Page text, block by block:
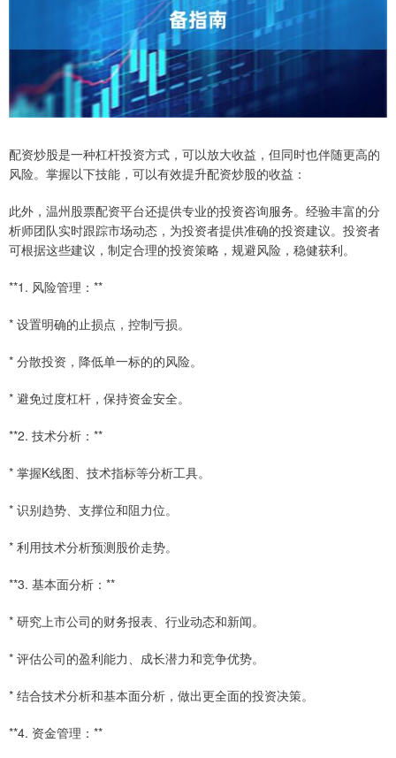
配资炒股是一种杠杆投资方式，可以放大收益，但同时也伴随更高的
风险。掌握以下技能，可以有效提升配资炒股的收益：
此外，温州股票配资平台还提供专业的投资咨询服务。经验丰富的分
析师团队实时跟踪市场动态，为投资者提供准确的投资建议。投资者
可根据这些建议，制定合理的投资策略，规避风险，稳健获利。
**1. 风险管理：**
* 设置明确的止损点，控制亏损。
* 分散投资，降低单一标的的风险。
* 避免过度杠杆，保持资金安全。
**2. 技术分析：**
* 掌握K线图、技术指标等分析工具。
* 识别趋势、支撑位和阻力位。
* 利用技术分析预测股价走势。
**3. 基本面分析：**
* 研究上市公司的财务报表、行业动态和新闻。
* 评估公司的盈利能力、成长潜力和竞争优势。
* 结合技术分析和基本面分析，做出更全面的投资决策。
**4. 资金管理：**